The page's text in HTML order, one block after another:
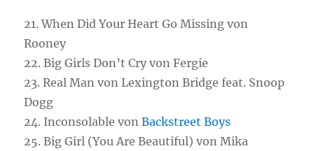
21. When Did Your Heart Go Missing von
Rooney
22. Big Girls Don’t Cry von Fergie
23. Real Man von Lexington Bridge feat. Snoop
Dogg
24. Inconsolable vonBackstreet Boys
25. Big Girl (You Are Beautiful) von Mika